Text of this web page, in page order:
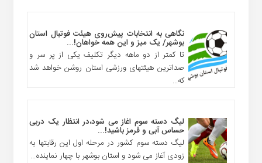
نگاهی به انتخابات پیش‌روی هیئت فوتبال استان
بوشهر/ یک میز و این همه خواهان!...
تا کمتر از دو ماهه دیگر تکلیف یکی از پر سر و
صداترین هیئتهای ورزشی استان روشن خواهد شد
که...
لیگ دسته سوم اغاز می شود،در انتظار یک دربی
حساس آبی و قرمز باشید!...
لیگ دسته سوم کشور در مرحله اول این رقابتها به
زودی آغاز می شود و استان بوشهر با چهار نماینده...